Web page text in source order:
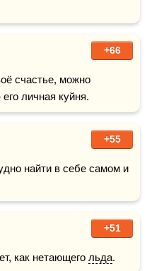
+66
счастье, можно
личная куйня.
+55
найти в себе самом и
+51
как нетающего льда.